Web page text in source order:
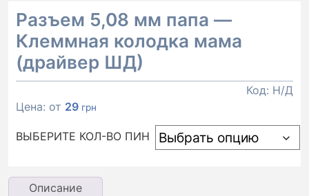
Разъем 5,08 мм папа —
Клеммная колодка мама
(драйвер ШД)
Код: Н/Д
Цена: от 29 грн
ВЫБЕРИТЕ КОЛ-ВО ПИН
Описание